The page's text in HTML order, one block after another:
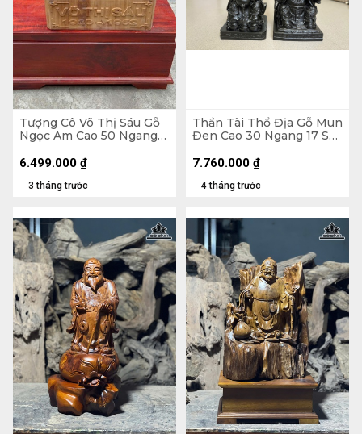
Tượng Cô Võ Thị Sáu Gỗ
Ngọc Am Cao 50 Ngang
3 tháng trước
6.499.000 ₫
Thần Tài Thổ Địa Gỗ Mun
Đen Cao 30 Ngang 17 Sâu
4 tháng trước
7.760.000 ₫